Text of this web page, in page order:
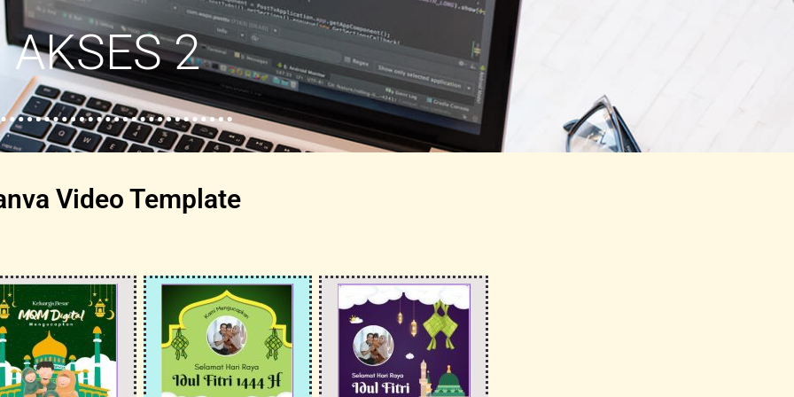
AKSES 2
Video Template